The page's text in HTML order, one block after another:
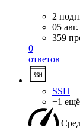
2
05 авг.
359
0
ответов
SSH
+1 ещё